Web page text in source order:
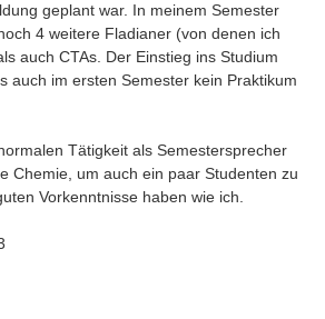
geplant war. In meinem Semester
4 weitere Fladianer (von denen ich
auch CTAs. Der Einstieg ins Studium
auch im ersten Semester kein Praktikum
Tätigkeit als Semestersprecher
Chemie, um auch ein paar Studenten zu
Vorkenntnisse haben wie ich.